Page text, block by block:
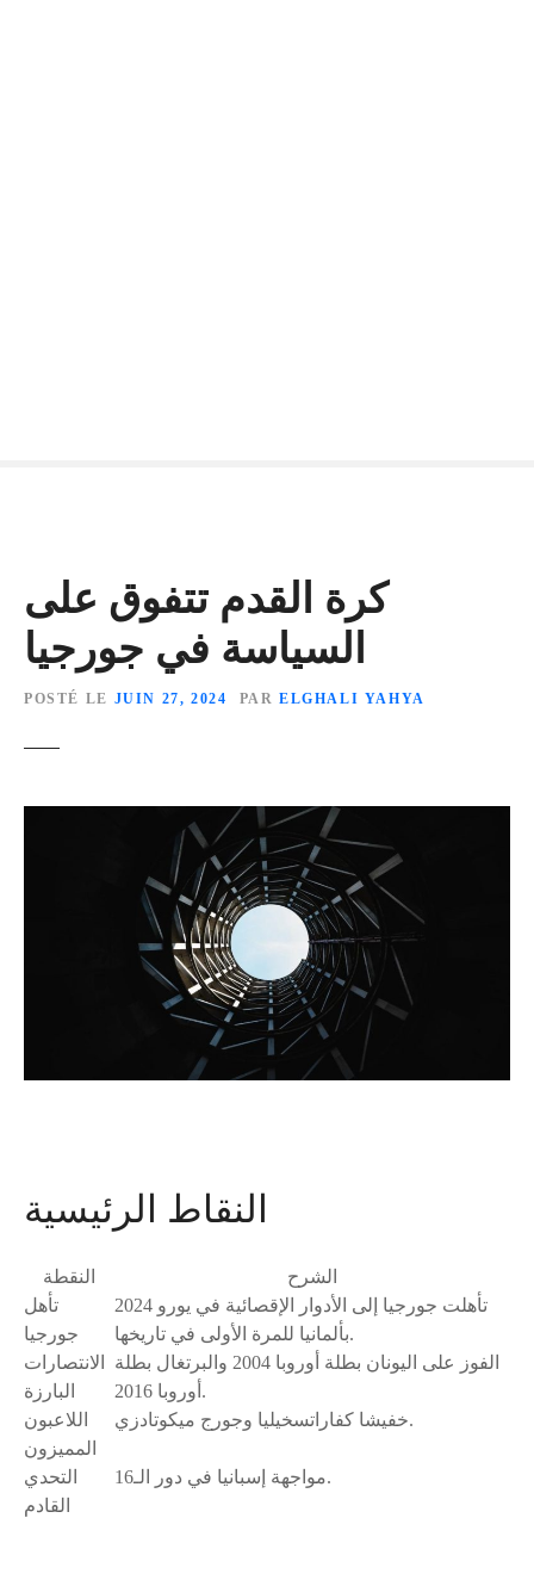
كرة القدم تتفوق على
السياسة في جورجيا
POSTÉ LE JUIN 27, 2024 PAR ELGHALI YAHYA
النقاط الرئيسية
النقطة
الشرح
تأهل
جورجيا
تأهلت جورجيا إلى الأدوار الإقصائية في يورو 2024
بألمانيا للمرة الأولى في تاريخها.
الانتصارات
البارزة
الفوز على اليونان بطلة أوروبا 2004 والبرتغال بطلة
أوروبا 2016.
اللاعبون
المميزون
خفيشا كفاراتسخيليا وجورج ميكوتادزي.
التحدي
القادم
مواجهة إسبانيا في دور الـ16.